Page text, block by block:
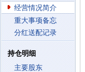
经营情况简介
重大事项备忘
分红送配记录
持仓明细
主要股东